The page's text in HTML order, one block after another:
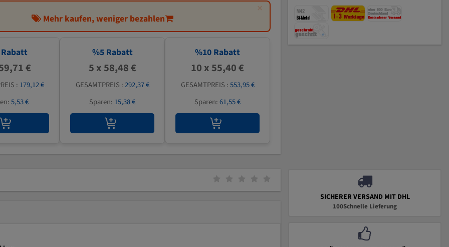
×
Mehr kaufen, weniger bezahlen
€
: 179,12 €
5,53 €
%5Rabatt
5 x 58,48 €
GESAMTPREIS :292,37 €
Sparen: 15,38 €
%10 Rabatt
10 x 55,40 €
GESAMTPREIS :553,95 €
Sparen:61,55 €
SICHERER VERSAND MIT DHL
100Schnelle Lieferung